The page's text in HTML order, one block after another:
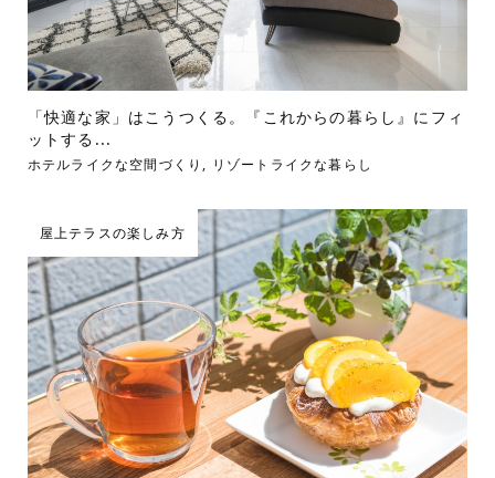
「快適な家」はこうつくる。『これからの暮らし』にフィ
ットする...
ホテルライクな空間づくり , リゾートライクな暮らし
屋上テラスの楽しみ方